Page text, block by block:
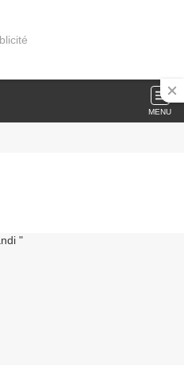
MENU